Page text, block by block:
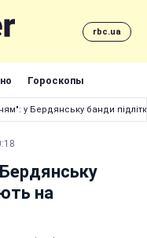
rbc.ua
Гороскопы
у Бердянську банди
на